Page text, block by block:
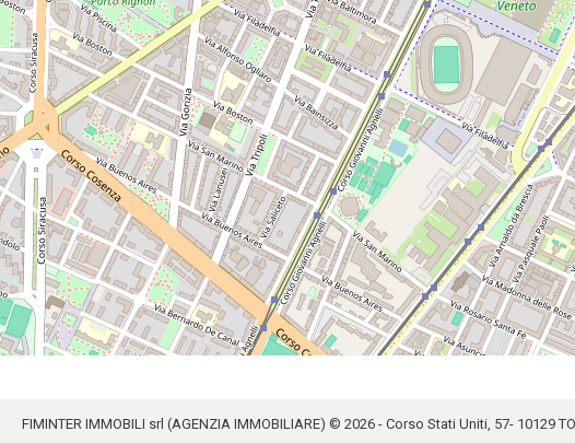
FIMINTER IMMOBILI srl (AGENZIA IMMOBILIARE) © 2026 - Corso Stati Uniti, 57- 10129